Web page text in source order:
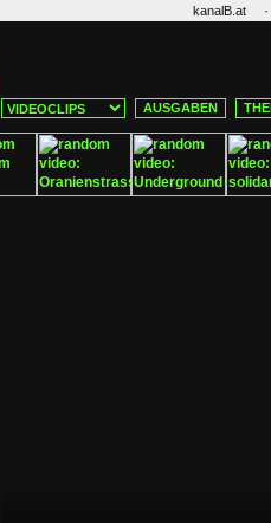
kanalB.at ·
AUSGABEN